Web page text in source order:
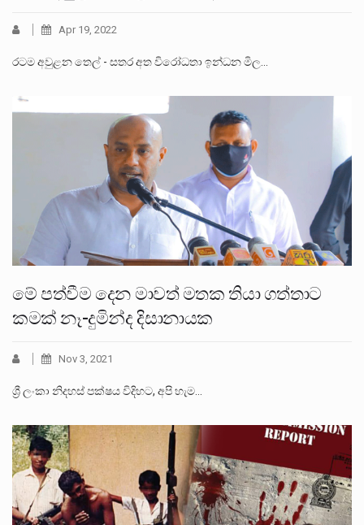
Apr 19, 2022
රටම අවුළන තෙල් - සතර අත විරෝධතා ඉන්ධන මිල…
මේ පත්වීම දෙන මාවත් මතක තියා ගත්තාට
කමක් නෑ-දුමින්ද දිසානායක
Nov 3, 2021
ශ්‍රී ලංකා නිදහස් පක්ෂය විදිහට, අපි හැම…